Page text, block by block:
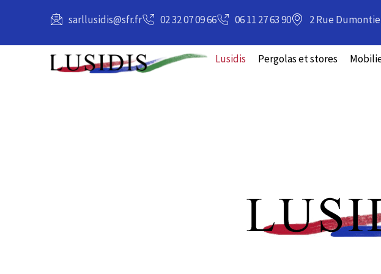
sarllusidis@sfr.fr 02 32 07 09 66 06 11 27 63 90 2 Rue
Lusidis Pergolas et stores